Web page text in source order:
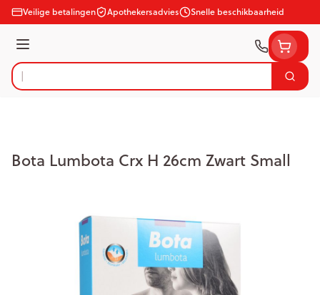
Ga naar de inhoud
Veilige betalingen Apothekersadvies Snelle beschikbaarheid
Menu
Product, merk, categorie...
Zoek
Bota Lumbota Crx H 26cm Zwart Small